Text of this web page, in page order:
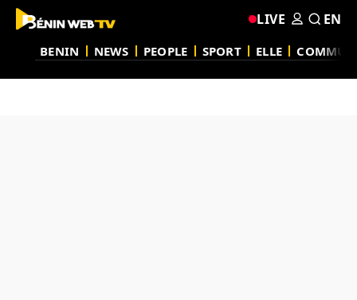
BENIN NEWS PEOPLE SPORT ELLE
LIVE EN